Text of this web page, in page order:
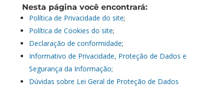
Nesta página você encontrará:
Política de Privacidade do site;
Política de Cookies do site;
Declaração de conformidade;
Informativo de Privacidade, Proteção de Dados e
Segurança da Informação;
Dúvidas sobre Lei Geral de Proteção de Dados